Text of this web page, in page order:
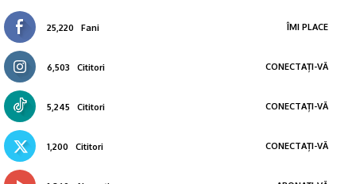
25,220 Fani ÎMI PLACE
6,503 Cititori CONECTAȚI-VĂ
5,245 Cititori CONECTAȚI-VĂ
1,200 Cititori CONECTAȚI-VĂ